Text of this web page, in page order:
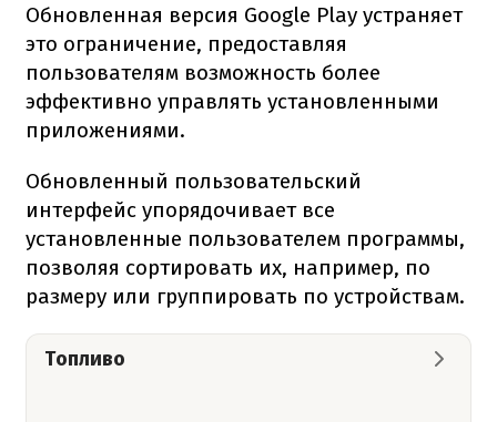
Обновленная версия Google Play устраняет
это ограничение, предоставляя
пользователям возможность более
эффективно управлять установленными
приложениями.
Обновленный пользовательский
интерфейс упорядочивает все
установленные пользователем программы,
позволяя сортировать их, например, по
размеру или группировать по устройствам.
Топливо